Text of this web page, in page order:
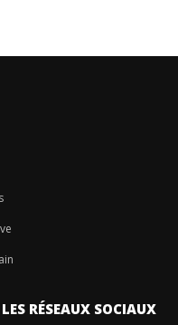
RÉSEAUX SOCIAUX